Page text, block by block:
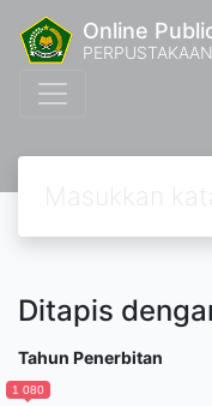
Online
Ditapis
Tahun Penerbitan
1 080